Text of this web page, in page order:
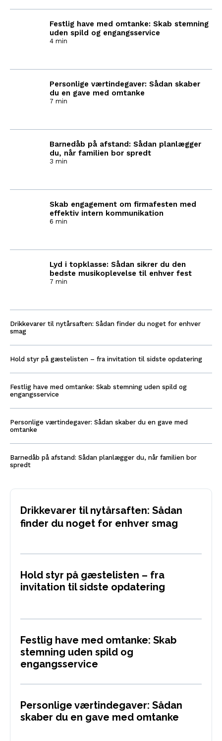
Festlig have med omtanke: Skab stemning
uden spild og engangsservice
4 min
Personlige værtindegaver: Sådan skaber
du en gave med omtanke
7 min
Barnedåb på afstand: Sådan planlægger
du, når familien bor spredt
3 min
Skab engagement om firmafesten med
effektiv intern kommunikation
6 min
Lyd i topklasse: Sådan sikrer du den
bedste musikoplevelse til enhver fest
7 min
Drikkevarer til nytårsaften: Sådan finder du noget for enhver
smag
Hold styr på gæstelisten – fra invitation til sidste opdatering
Festlig have med omtanke: Skab stemning uden spild og
engangsservice
Personlige værtindegaver: Sådan skaber du en gave med
omtanke
Barnedåb på afstand: Sådan planlægger du, når familien bor
spredt
Drikkevarer til nytårsaften: Sådan
finder du noget for enhver smag
Hold styr på gæstelisten – fra
invitation til sidste opdatering
Festlig have med omtanke: Skab
stemning uden spild og
engangsservice
Personlige værtindegaver: Sådan
skaber du en gave med omtanke